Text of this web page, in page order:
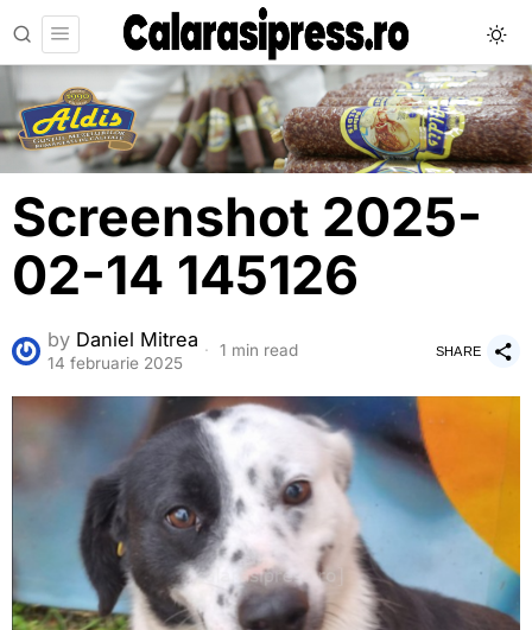
Screenshot 2025-
02-14 145126
by Daniel Mitrea
14 februarie 2025
1 min read SHARE